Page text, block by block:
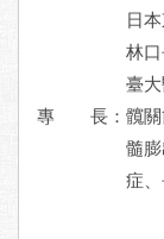
日
林
臺
專 長： 髖
髓
症